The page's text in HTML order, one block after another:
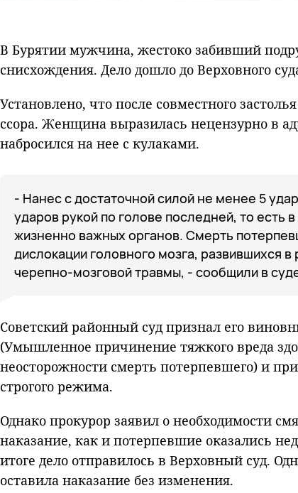
В Бурятии мужчина, жестоко забивший
снисхождения. Дело дошло до Верховного
Установлено, что после совместного
ссора. Женщина выразилась нецензурно в
набросился на нее с кулаками.
- Нанес с достаточной силой не менее 5
ударов рукой по голове последней, то есть
жизненно важных органов. Смерть
дислокации головного мозга, развившихся
черепно-мозговой травмы, - сообщили в
Советский районный суд признал его
(Умышленное причинение тяжкого вреда
неосторожности смерть потерпевшего) и
строгого режима.
Однако прокурор заявил о необходимости
наказание, как и потерпевшие оказались
итоге дело отправилось в Верховный суд.
оставила наказание без изменения.